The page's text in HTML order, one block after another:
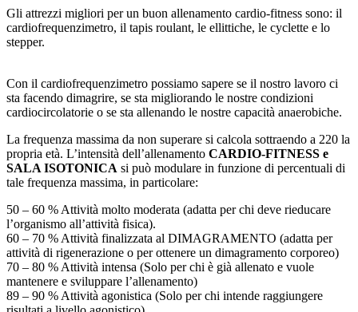
Gli attrezzi migliori per un buon allenamento cardio-fitness sono: il
cardiofrequenzimetro, il tapis roulant, le ellittiche, le cyclette e lo
stepper.
Con il cardiofrequenzimetro possiamo sapere se il nostro lavoro ci
sta facendo dimagrire, se sta migliorando le nostre condizioni
cardiocircolatorie o se sta allenando le nostre capacità anaerobiche.
La frequenza massima da non superare si calcola sottraendo a 220 la
propria età. L’intensità dell’allenamento CARDIO-FITNESS e
SALA ISOTONICA si può modulare in funzione di percentuali di
tale frequenza massima, in particolare:
50 – 60 % Attività molto moderata (adatta per chi deve rieducare
l’organismo all’attività fisica).
60 – 70 % Attività finalizzata al DIMAGRAMENTO (adatta per
attività di rigenerazione o per ottenere un dimagramento corporeo)
70 – 80 % Attività intensa (Solo per chi è già allenato e vuole
mantenere e sviluppare l’allenamento)
89 – 90 % Attività agonistica (Solo per chi intende raggiungere